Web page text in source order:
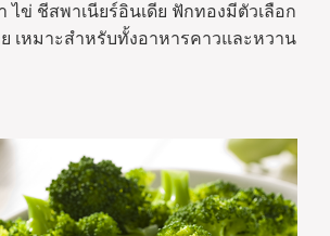
ไข่ ชีสพาเนียร์อินเดีย ฟักทองมีตัวเลือก
เหมาะสำหรับทั้งอาหารคาวและหวาน